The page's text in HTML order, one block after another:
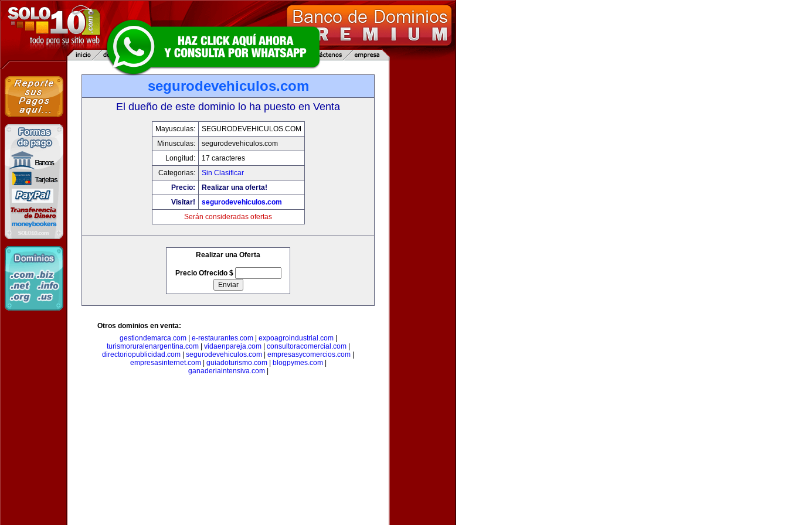
segurodevehiculos.com
El dueño de este dominio lo ha puesto en Venta
Mayusculas:
SEGURODEVEHICULOS.COM
Minusculas:
segurodevehiculos.com
Longitud:
17 caracteres
Categorias:
Sin Clasificar
Precio:
Realizar una oferta!
Visitar!
segurodevehiculos.com
Serán consideradas ofertas
Realizar una Oferta
Precio Ofrecido $
Otros dominios en venta:
gestiondemarca.com| e-restaurantes.com| expoagroindustrial.com|
turismoruralenargentina.com| vidaenpareja.com| consultoracomercial.com|
directoriopublicidad.com
segurodevehiculos.com empresasycomercios.com
empresasinternet.com| guiadoturismo.com| blogpymes.com|
ganaderiaintensiva.com|